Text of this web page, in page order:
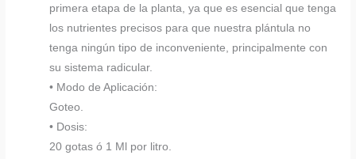
primera etapa de la planta, ya que es esencial que tenga
los nutrientes precisos para que nuestra plántula no
tenga ningún tipo de inconveniente, principalmente con
su sistema radicular.
• Modo de Aplicación:
Goteo.
• Dosis:
20 gotas ó 1 Ml por litro.